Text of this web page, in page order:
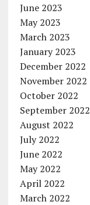
June 2023
May 2023
March 2023
January 2023
December 2022
November 2022
October 2022
September 2022
August 2022
July 2022
June 2022
May 2022
April 2022
March 2022